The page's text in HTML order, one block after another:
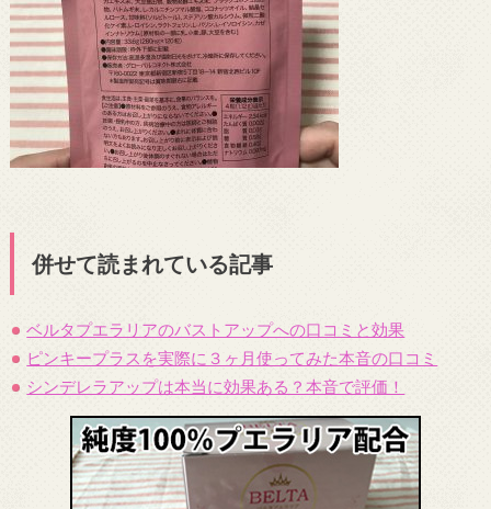
併せて読まれている記事
ベルタプエラリアのバストアップへの口コミと効果
ピンキープラスを実際に３ヶ月使ってみた本音の口コミ
シンデレラアップは本当に効果ある？本音で評価！